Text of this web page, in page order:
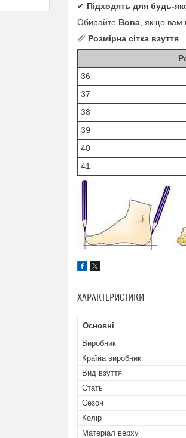
✔ Підходять для будь-
Обирайте Bona , якщо вам
📏 Розмірна сітка взуття
36
37
38
39
40
41
ХАРАКТЕРИСТИКИ
Основні
Виробник
Країна виробник
Вид взуття
Стать
Сезон
Колір
Матеріал верху